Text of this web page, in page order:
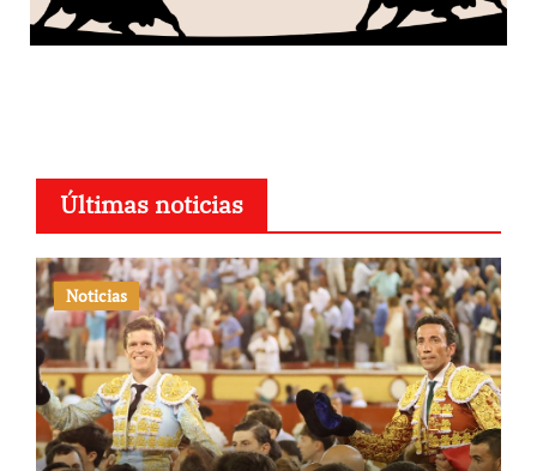
Últimas noticias
Noticias